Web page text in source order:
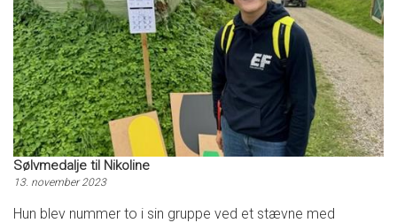
Sølvmedalje til Nikoline
13. november 2023
Hun blev nummer to i sin gruppe ved et stævne med